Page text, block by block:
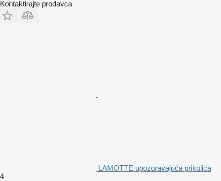
Kontaktirajte prodavca
LAMOTTE upozoravajuća prikolica
4